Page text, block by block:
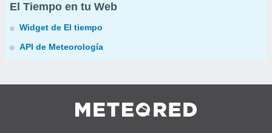
El Tiempo en tu Web
Widget de El tiempo
API de Meteorología